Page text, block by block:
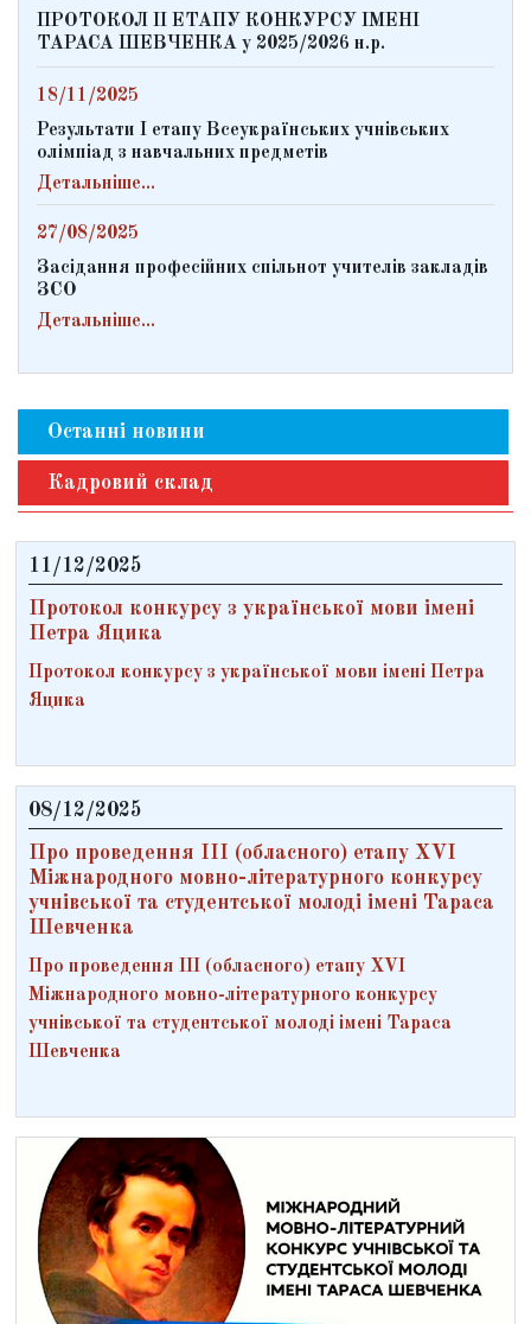
ПРОТОКОЛ ІІ ЕТАПУ КОНКУРСУ ІМЕНІ
ТАРАСА ШЕВЧЕНКА у 2025/2026 н.р.
18/11/2025
Результати І етапу Всеукраїнських учнівських
олімпіад з навчальних предметів
Детальніше...
27/08/2025
Засідання професійних спільнот учителів закладів
ЗСО
Детальніше...
Останні новини
Кадровий склад
11/12/2025
Протокол конкурсу з української мови імені
Петра Яцика
Протокол конкурсу з української мови імені Петра
Яцика
08/12/2025
Про проведення ІІІ (обласного) етапу ХVІ
Міжнародного мовно-літературного конкурсу
учнівської та студентської молоді імені Тараса
Шевченка
Про проведення ІІІ (обласного) етапу ХVІ
Міжнародного мовно-літературного конкурсу
учнівської та студентської молоді імені Тараса
Шевченка